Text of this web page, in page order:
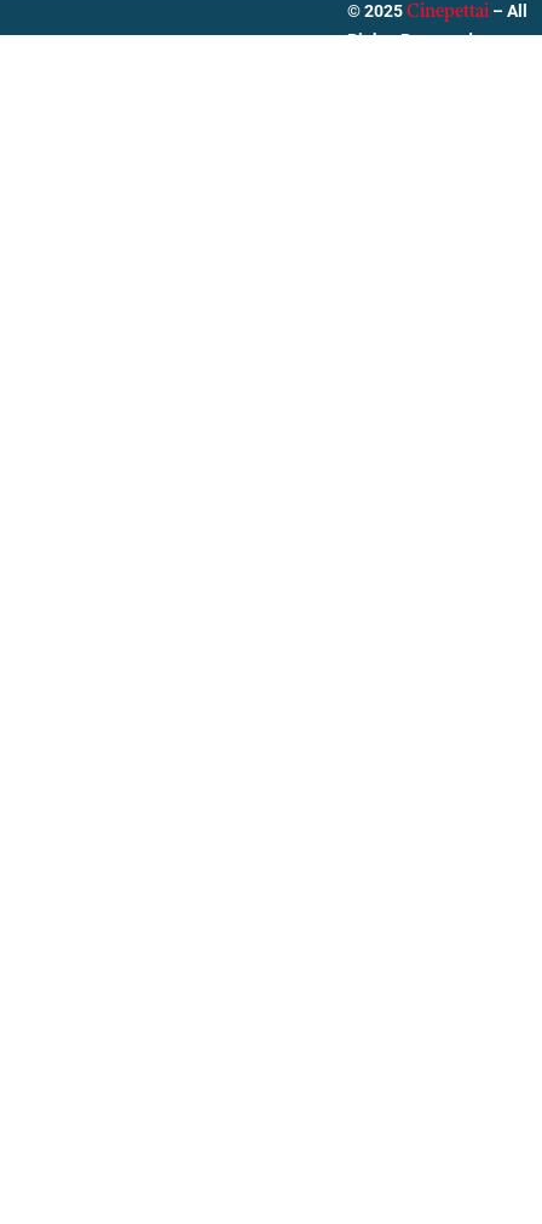
© 2025 Cinepettai – All
Rights Reserved